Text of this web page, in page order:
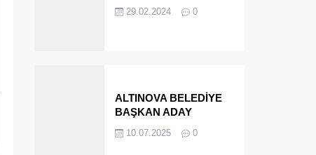
BAŞKANI OLARAK
29.02.2024 0
ALTINOVA BELEDİYE
BAŞKAN ADAY
MÜEBBET ALDI FİRAR
10.07.2025 0